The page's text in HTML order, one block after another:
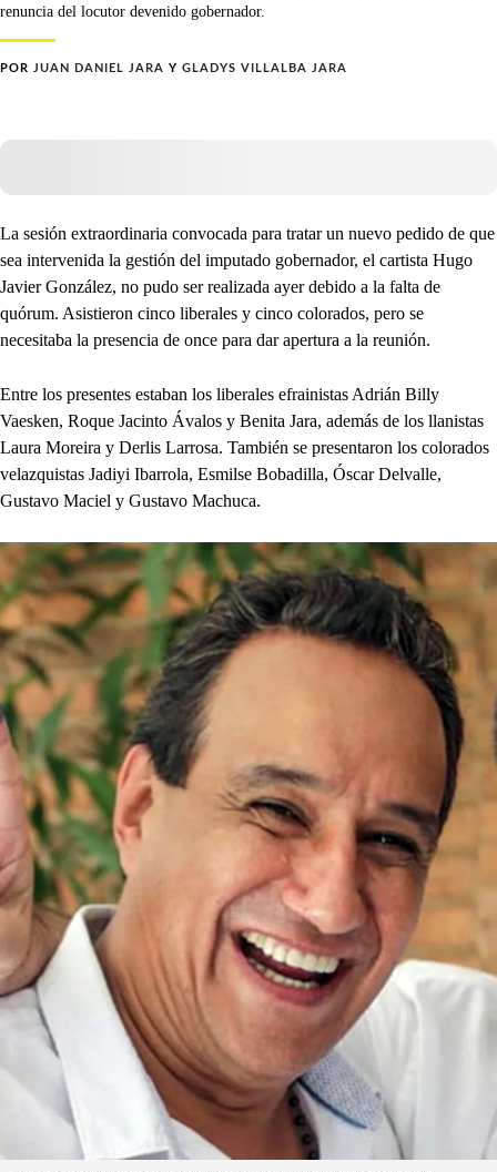
renuncia del locutor devenido gobernador.
POR JUAN DANIEL JARA Y GLADYS VILLALBA JARA
La sesión extraordinaria convocada para tratar un nuevo pedido de que
sea intervenida la gestión del imputado gobernador, el cartista Hugo
Javier González, no pudo ser realizada ayer debido a la falta de
quórum. Asistieron cinco liberales y cinco colorados, pero se
necesitaba la presencia de once para dar apertura a la reunión.
Entre los presentes estaban los liberales efrainistas Adrián Billy
Vaesken, Roque Jacinto Ávalos y Benita Jara, además de los llanistas
Laura Moreira y Derlis Larrosa. También se presentaron los colorados
velazquistas Jadiyi Ibarrola, Esmilse Bobadilla, Óscar Delvalle,
Gustavo Maciel y Gustavo Machuca.